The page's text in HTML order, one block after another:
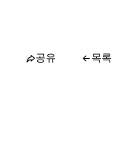
공유 목록